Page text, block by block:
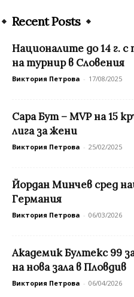
Recent Posts
Националите до 14 г.
на турнир в Словения
Виктория Петрова - 17/08/2025
Сара Бут – MVP на 15
лига за жени
Виктория Петрова - 25/02/2025
Йордан Минчев сред
Германия
Виктория Петрова - 06/03/2026
Академик Бултекс 99
на нова зала в Пловдив
Виктория Петрова - 06/04/2026